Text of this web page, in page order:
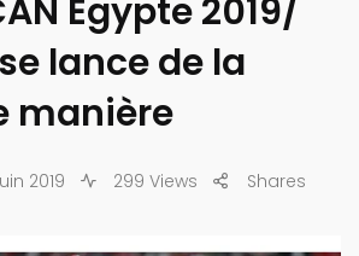
Égypte 2019/
lance de la
manière
2019 299 Views Shares